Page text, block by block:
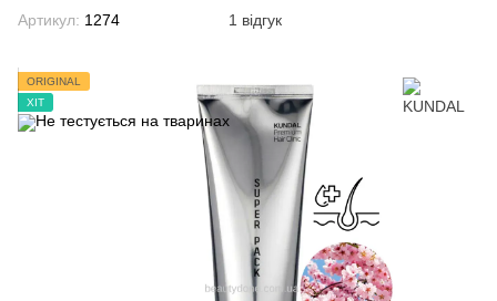
Артикул: 1274 1 відгук
ORIGINAL
ХІТ